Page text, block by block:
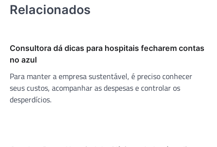
Relacionados
Consultora dá dicas para hospitais fecharem contas
no azul
Para manter a empresa sustentável, é preciso conhecer
seus custos, acompanhar as despesas e controlar os
desperdícios.